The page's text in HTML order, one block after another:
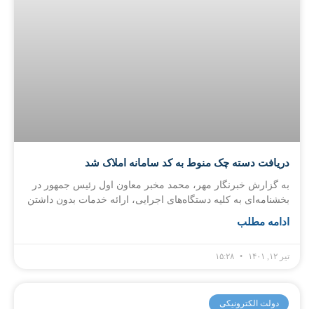
دریافت دسته چک منوط به کد سامانه املاک شد
به گزارش خبرنگار مهر، محمد مخبر معاون اول رئیس جمهور در
بخشنامه‌ای به کلیه دستگاه‌های اجرایی، ارائه خدمات بدون داشتن
ادامه مطلب
تیر ۱۲, ۱۴۰۱
دولت الکترونیکی